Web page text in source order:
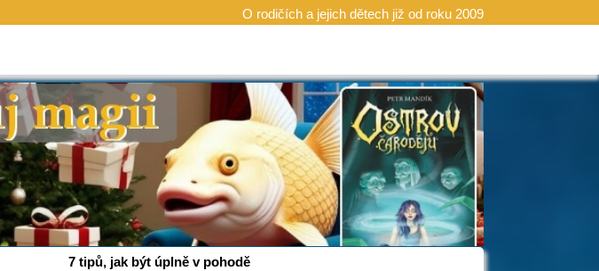
O rodičích a jejich dětech již od roku 2009
7 tipů, jak být úplně v pohodě